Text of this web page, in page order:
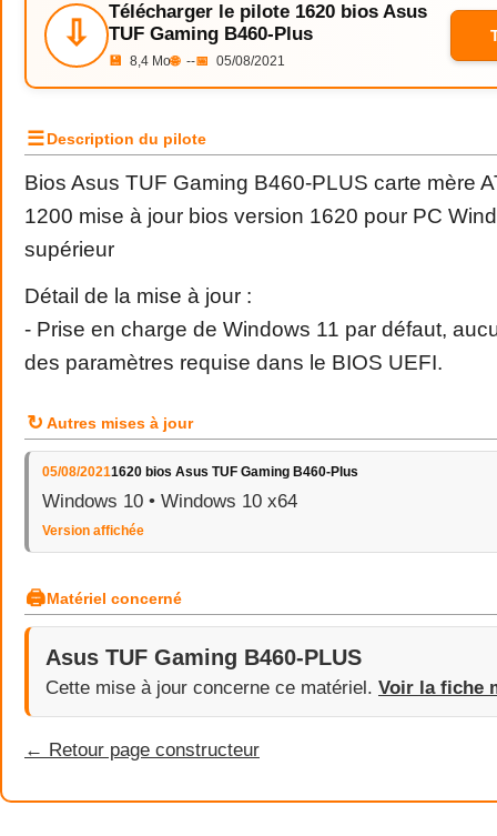
⇩
Télécharger le pilote 1620 bios Asus
TUF Gaming B460-Plus
💾 8,4 Mo🌐 --📅 05/08/2021
☰Description du pilote
Bios Asus TUF Gaming B460-PLUS carte mère
1200 mise à jour bios version 1620 pour PC
supérieur
Détail de la mise à jour :
- Prise en charge de Windows 11 par défaut,
des paramètres requise dans le BIOS UEFI.
↻ Autres mises à jour
05/08/20211620 bios Asus TUF Gaming B460-Plus
Windows 10 • Windows 10 x64
Version affichée
🖨Matériel concerné
Asus TUF Gaming B460-PLUS
Cette mise à jour concerne ce matériel. Voir la fiche
← Retour page constructeur